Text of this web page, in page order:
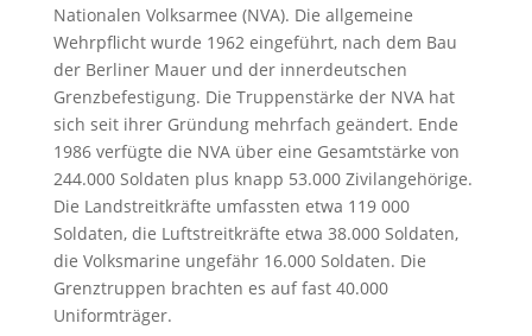
Nationalen Volksarmee (NVA). Die allgemeine
Wehrpflicht wurde 1962 eingeführt, nach dem Bau
der Berliner Mauer und der innerdeutschen
Grenzbefestigung. Die Truppenstärke der NVA hat
sich seit ihrer Gründung mehrfach geändert. Ende
1986 verfügte die NVA über eine Gesamtstärke von
244.000 Soldaten plus knapp 53.000 Zivilangehörige.
Die Landstreitkräfte umfassten etwa 119 000
Soldaten, die Luftstreitkräfte etwa 38.000 Soldaten,
die Volksmarine ungefähr 16.000 Soldaten. Die
Grenztruppen brachten es auf fast 40.000
Uniformträger.